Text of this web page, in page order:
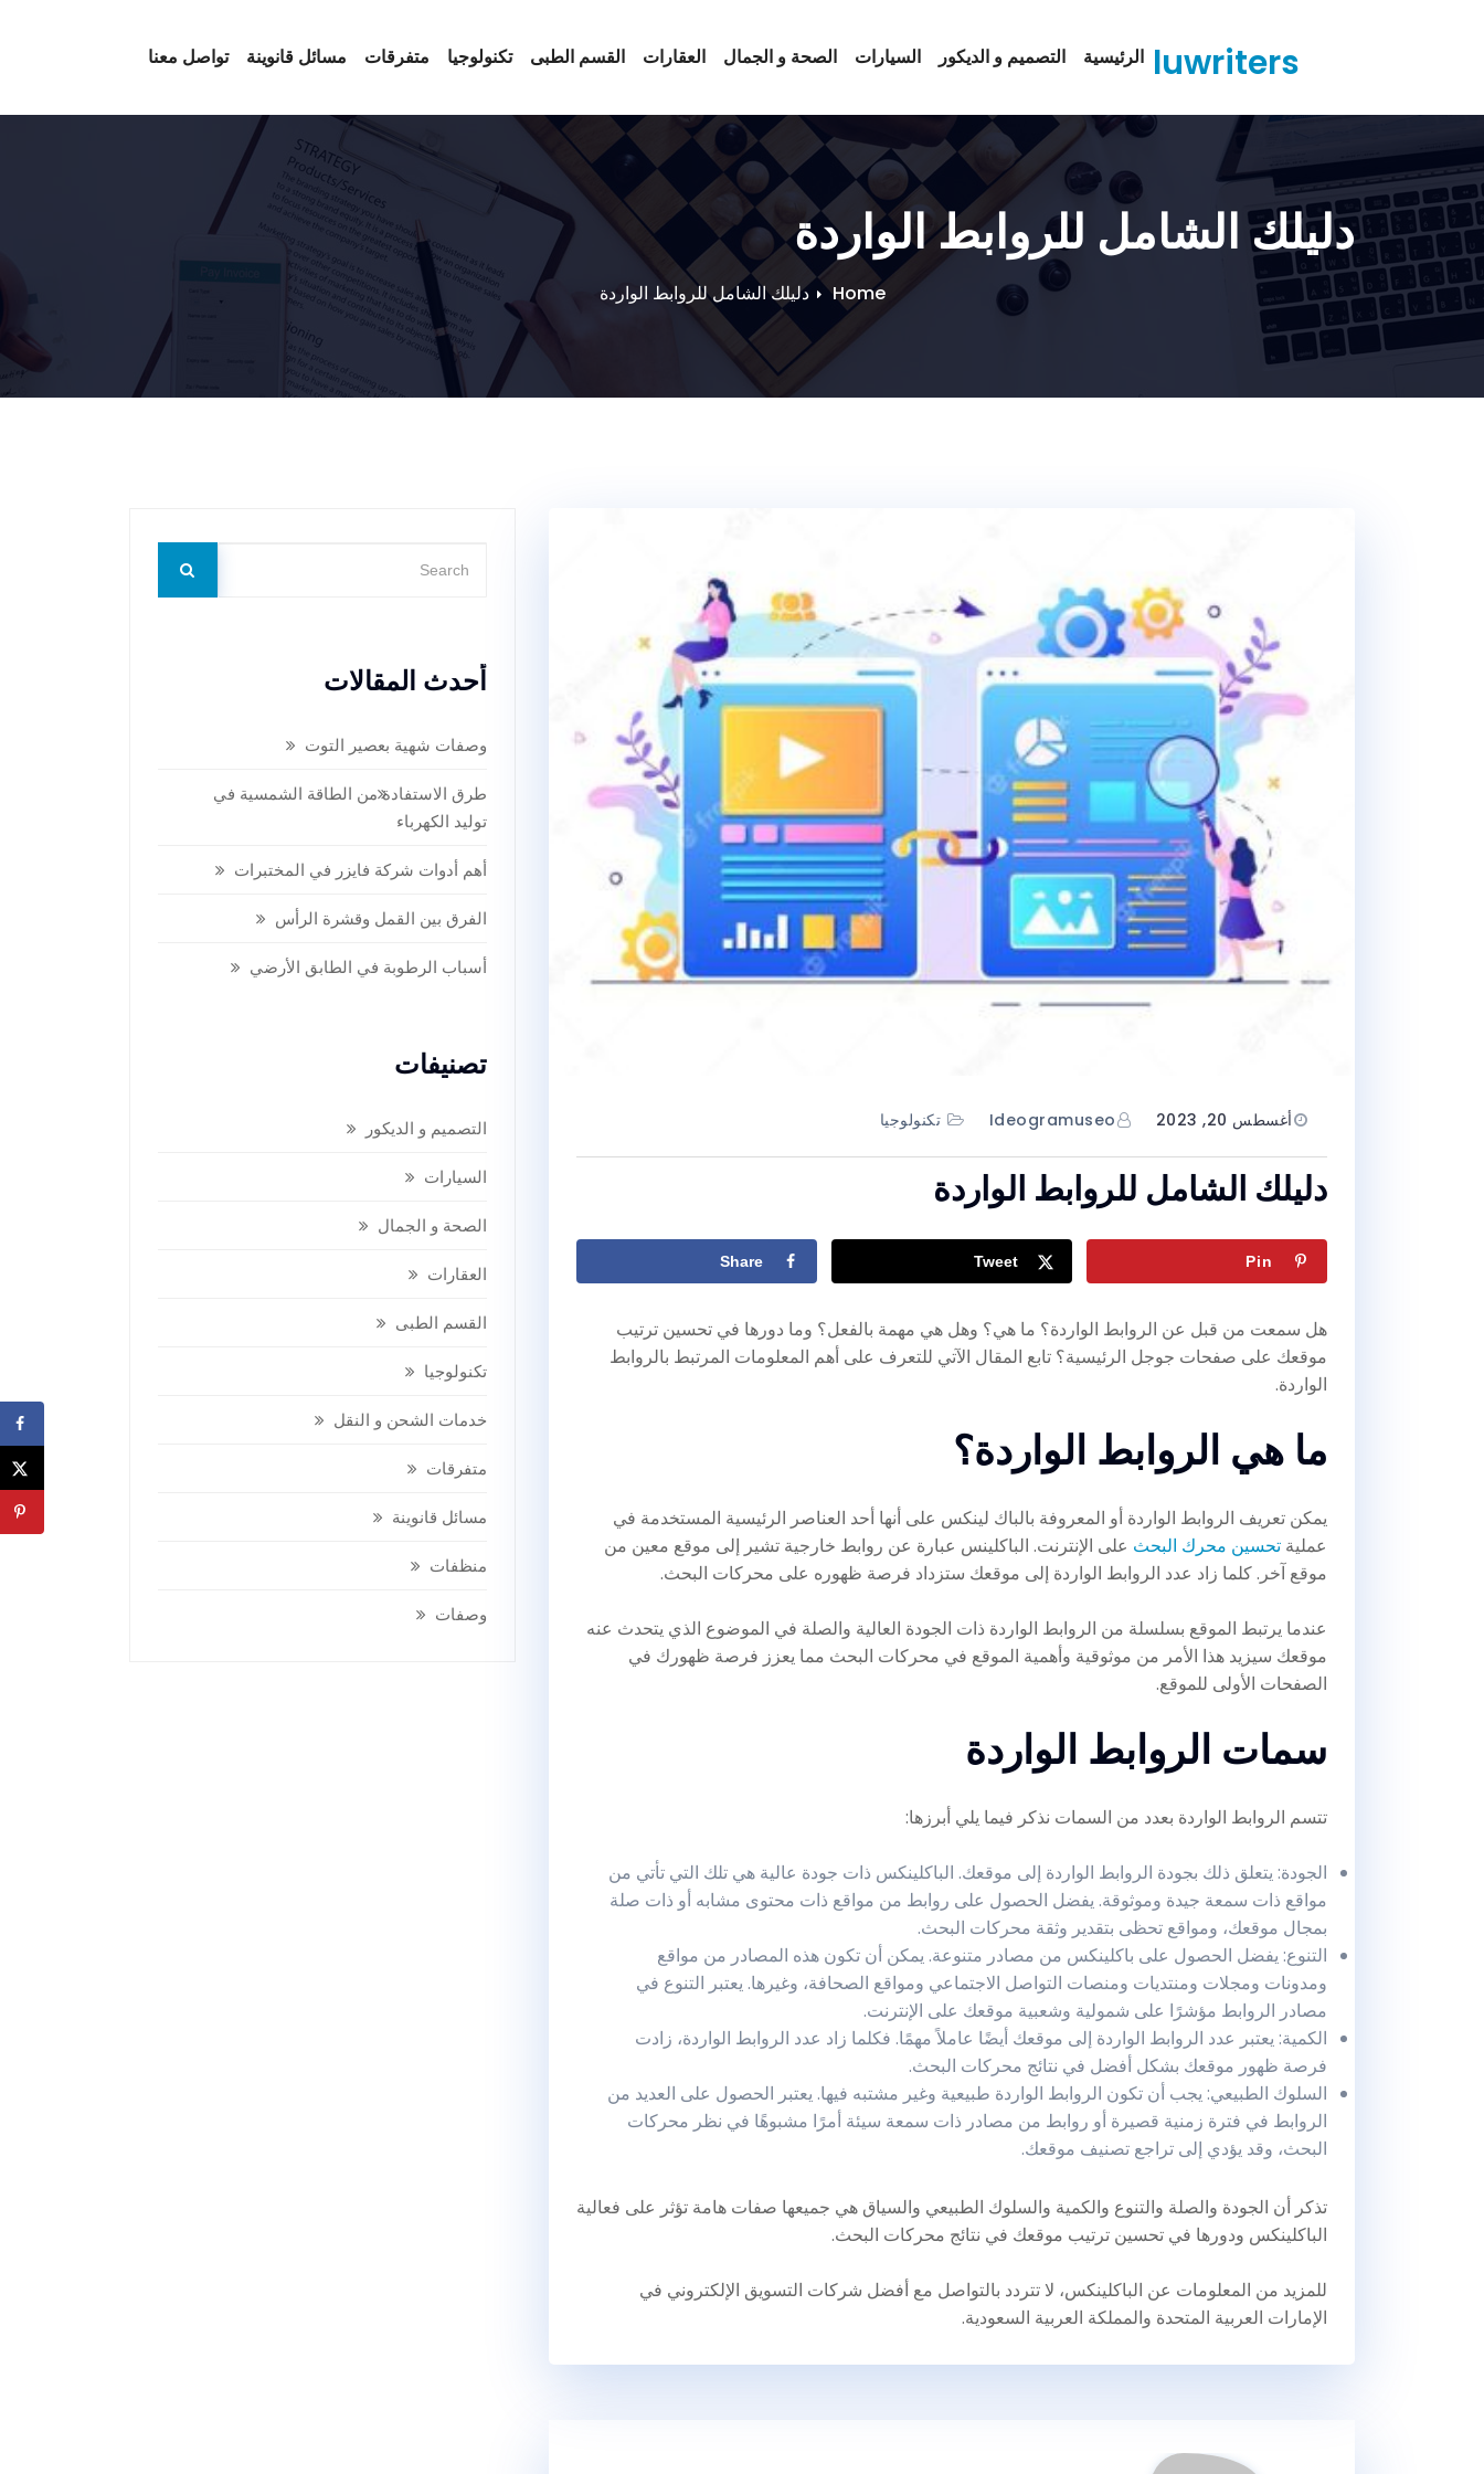
luwriters الرئيسية التصميم و الديكور السيارات الصحة و الجمال العقارات القسم الطبى تكنولوجيا متفرقات مسائل قانوينة تواصل معنا
دليلك الشامل للروابط الواردة
Home دليلك الشامل للروابط الواردة
أغسطس 20, 2023 Ideogramuseo تكنولوجيا
دليلك الشامل للروابط الواردة
Share Tweet Pin
هل سمعت من قبل عن الروابط الواردة؟ ما هي؟ وهل هي مهمة بالفعل؟ وما دورها في تحسين ترتيب
موقعك على صفحات جوجل الرئيسية؟ تابع المقال الآتي للتعرف على أهم المعلومات المرتبط بالروابط
الواردة.
ما هي الروابط الواردة؟
يمكن تعريف الروابط الواردة أو المعروفة بالباك لينكس على أنها أحد العناصر الرئيسية المستخدمة في
عملية تحسين محرك البحث على الإنترنت. الباكلينس عبارة عن روابط خارجية تشير إلى موقع معين من
موقع آخر. كلما زاد عدد الروابط الواردة إلى موقعك ستزداد فرصة ظهوره على محركات البحث.
عندما يرتبط الموقع بسلسلة من الروابط الواردة ذات الجودة العالية والصلة في الموضوع الذي يتحدث عنه
موقعك سيزيد هذا الأمر من موثوقية وأهمية الموقع في محركات البحث مما يعزز فرصة ظهورك في
الصفحات الأولى للموقع.
سمات الروابط الواردة
تتسم الروابط الواردة بعدد من السمات نذكر فيما يلي أبرزها:
الجودة: يتعلق ذلك بجودة الروابط الواردة إلى موقعك. الباكلينكس ذات جودة عالية هي تلك التي تأتي من
مواقع ذات سمعة جيدة وموثوقة. يفضل الحصول على روابط من مواقع ذات محتوى مشابه أو ذات صلة
بمجال موقعك، ومواقع تحظى بتقدير وثقة محركات البحث.
التنوع: يفضل الحصول على باكلينكس من مصادر متنوعة. يمكن أن تكون هذه المصادر من مواقع
ومدونات ومجلات ومنتديات ومنصات التواصل الاجتماعي ومواقع الصحافة، وغيرها. يعتبر التنوع في
مصادر الروابط مؤشرًا على شمولية وشعبية موقعك على الإنترنت.
الكمية: يعتبر عدد الروابط الواردة إلى موقعك أيضًا عاملاً مهمًا. فكلما زاد عدد الروابط الواردة، زادت
فرصة ظهور موقعك بشكل أفضل في نتائج محركات البحث.
السلوك الطبيعي: يجب أن تكون الروابط الواردة طبيعية وغير مشتبه فيها. يعتبر الحصول على العديد من
الروابط في فترة زمنية قصيرة أو روابط من مصادر ذات سمعة سيئة أمرًا مشبوهًا في نظر محركات
البحث، وقد يؤدي إلى تراجع تصنيف موقعك.
تذكر أن الجودة والصلة والتنوع والكمية والسلوك الطبيعي والسياق هي جميعها صفات هامة تؤثر على فعالية
الباكلينكس ودورها في تحسين ترتيب موقعك في نتائج محركات البحث.
للمزيد من المعلومات عن الباكلينكس، لا تتردد بالتواصل مع أفضل شركات التسويق الإلكتروني في
الإمارات العربية المتحدة والمملكة العربية السعودية.
أحدث المقالات
وصفات شهية بعصير التوت
طرق الاستفادة من الطاقة الشمسية في
توليد الكهرباء
أهم أدوات شركة فايزر في المختبرات
الفرق بين القمل وقشرة الرأس
أسباب الرطوبة في الطابق الأرضي
تصنيفات
التصميم و الديكور
السيارات
الصحة و الجمال
العقارات
القسم الطبى
تكنولوجيا
خدمات الشحن و النقل
متفرقات
مسائل قانوينة
منظفات
وصفات